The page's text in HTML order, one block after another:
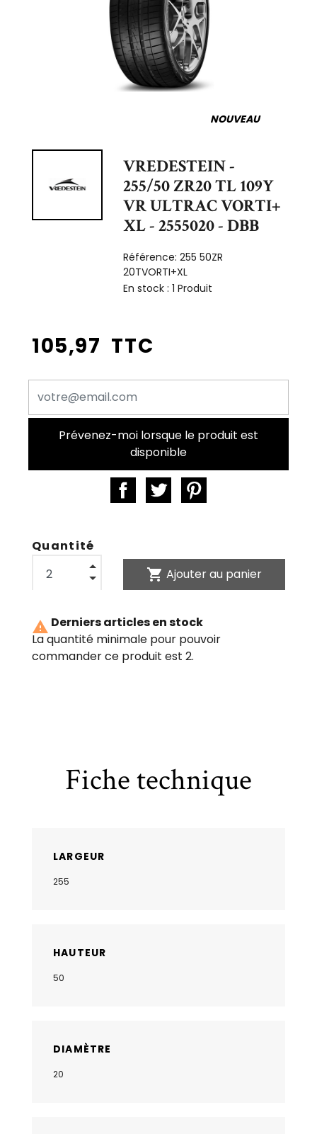
NOUVEAU
VREDESTEIN -
255/50 ZR20 TL 109Y
VR ULTRAC VORTI+
XL - 2555020 - DBB
Référence:255 50ZR
20TVORTI+XL
En stock :1 Produit
105,97 TTC
Prévenez-moi lorsque le produit est
disponible
Quantité
shopping_cart Ajouter au panier
 Derniers articles en stock
La quantité minimale pour pouvoir
commander ce produit est 2.
Fiche technique
LARGEUR
255
HAUTEUR
50
DIAMÈTRE
20